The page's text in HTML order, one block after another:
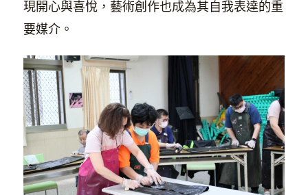
現開心與喜悅，藝術創作也成為其自我表達的重
要媒介。